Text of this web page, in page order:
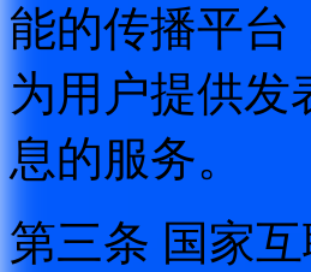
能的传播平台
为用户提供发
息的服务。
第三条 国家